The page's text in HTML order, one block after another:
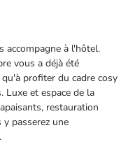
accompagne à l'hôtel.
vous a déjà été
profiter du cadre cosy
Luxe et espace de la
restauration
passerez une